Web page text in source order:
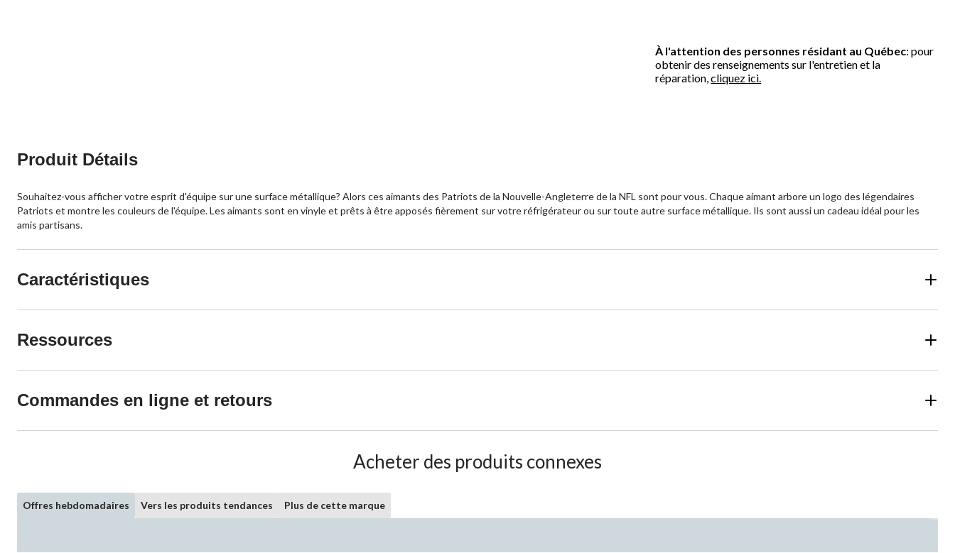
À l'attention des personnes résidant au Québec: pour
obtenir des renseignements sur l'entretien et la
réparation,cliquez ici.
Produit Détails
Souhaitez-vous afficher votre esprit d'équipe sur une surface métallique? Alors ces aimants des Patriots de la Nouvelle-Angleterre de la NFL sont pour vous. Chaque aimant arbore un logo des légendaires
Patriots et montre les couleurs de l'équipe. Les aimants sont en vinyle et prêts à être apposés fièrement sur votre réfrigérateur ou sur toute autre surface métallique. Ils sont aussi un cadeau idéal pour les
amis partisans.
Caractéristiques
Ressources
Commandes en ligne et retours
Acheter des produits connexes
Offres hebdomadaires Vers les produits tendances Plus de cette marque